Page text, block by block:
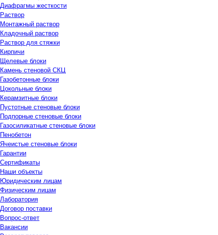
Диафрагмы жесткости
Раствор
Монтажный раствор
Кладочный раствор
Раствор для стяжки
Кирпичи
Щелевые блоки
Камень стеновой СКЦ
Газобетонные блоки
Цокольные блоки
Керамзитные блоки
Пустотные стеновые блоки
Подпорные стеновые блоки
Газосиликатные стеновые блоки
Пенобетон
Ячеистые стеновые блоки
Гарантии
Сертификаты
Наши объекты
Юридическим лицам
Физическим лицам
Лаборатория
Договор поставки
Вопрос-ответ
Вакансии